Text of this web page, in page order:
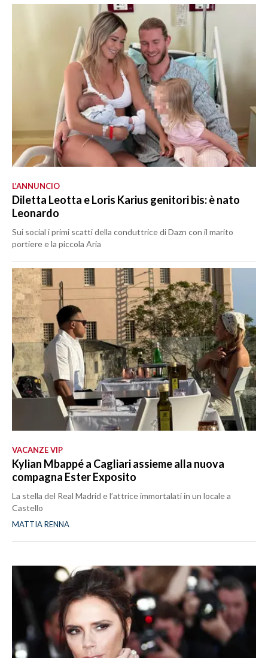
L’ANNUNCIO
Diletta Leotta e Loris Karius genitori bis: è nato
Leonardo
Sui social i primi scatti della conduttrice di Dazn con il marito
portiere e la piccola Aria
VACANZE VIP
Kylian Mbappé a Cagliari assieme alla nuova
compagna Ester Exposito
La stella del Real Madrid e l’attrice immortalati in un locale a
Castello
MATTIA RENNA